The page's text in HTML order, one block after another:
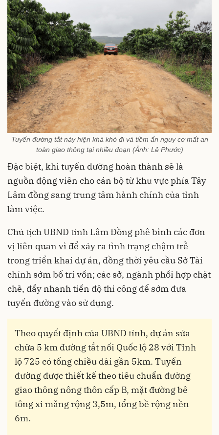
Tuyến đường tắt này hiện khá khó đi và tiềm ẩn nguy cơ mất an
toàn giao thông tại nhiều đoạn (Ảnh: Lê Phước)
Đặc biệt, khi tuyến đường hoàn thành sẽ là
nguồn động viên cho cán bộ từ khu vực phía Tây
Lâm đồng sang trung tâm hành chính của tỉnh
làm việc.
Chủ tịch UBND tỉnh Lâm Đồng phê bình các đơn
vị liên quan vì để xảy ra tình trạng chậm trễ
trong triển khai dự án, đồng thời yêu cầu Sở Tài
chính sớm bố trí vốn; các sở, ngành phối hợp chặt
chẽ, đẩy nhanh tiến độ thi công để sớm đưa
tuyến đường vào sử dụng.
Theo quyết định của UBND tỉnh, dự án sửa
chữa 5 km đường tắt nối Quốc lộ 28 với Tỉnh
lộ 725 có tổng chiều dài gần 5km. Tuyến
đường được thiết kế theo tiêu chuẩn đường
giao thông nông thôn cấp B, mặt đường bê
tông xi măng rộng 3,5m, tổng bề rộng nền
6m.